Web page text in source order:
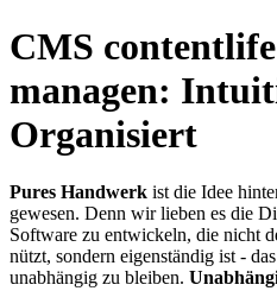
CMS
managen:
Organisiert
Pures Handwerk ist die Idee
gewesen. Denn wir lieben es die
Software zu entwickeln, die nicht
nützt, sondern eigenständig ist -
unabhängig zu bleiben.